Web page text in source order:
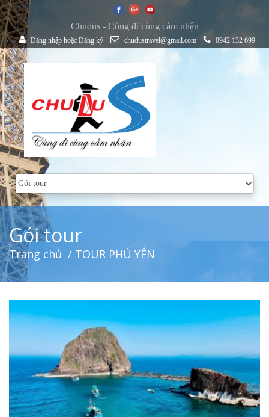
Chudus - Cùng đi cùng cảm nhận
Đăng nhập hoặc Đăng ký chudustravel@gmail.com 0942 132 699
Gói tour
Trang chủ / TOUR PHÚ YÊN